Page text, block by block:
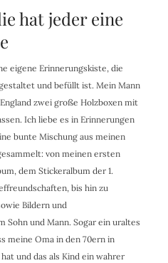
hat jeder eine
eigene Erinnerungskiste, die
und befüllt ist. Mein Mann
zwei große Holzboxen mit
Ich liebe es in Erinnerungen
bunte Mischung aus meinen
von meinen ersten
dem Stickeralbum der 1.
bis hin zu
Bildern und
Sohn und Mann. Sogar ein uraltes
meine Oma in den 70ern in
und das als Kind ein wahrer